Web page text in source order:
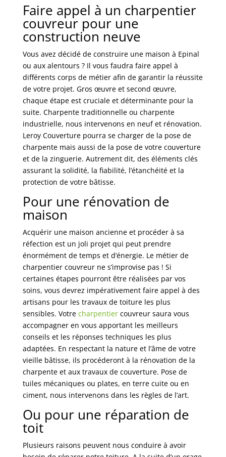
Faire appel à un charpentier
couvreur pour une
construction neuve
Vous avez décidé de construire une maison à Epinal
ou aux alentours ? Il vous faudra faire appel à
différents corps de métier afin de garantir la réussite
de votre projet. Gros œuvre et second œuvre,
chaque étape est cruciale et déterminante pour la
suite. Charpente traditionnelle ou charpente
industrielle, nous intervenons en neuf et rénovation.
Leroy Couverture pourra se charger de la pose de
charpente mais aussi de la pose de votre couverture
et de la zinguerie. Autrement dit, des éléments clés
assurant la solidité, la fiabilité, l’étanchéité et la
protection de votre bâtisse.
Pour une rénovation de
maison
Acquérir une maison ancienne et procéder à sa
réfection est un joli projet qui peut prendre
énormément de temps et d’énergie. Le métier de
charpentier couvreur ne s’improvise pas ! Si
certaines étapes pourront être réalisées par vos
soins, vous devrez impérativement faire appel à des
artisans pour les travaux de toiture les plus
sensibles. Votre charpentiercouvreur saura vous
accompagner en vous apportant les meilleurs
conseils et les réponses techniques les plus
adaptées. En respectant la nature et l’âme de votre
vieille bâtisse, ils procéderont à la rénovation de la
charpente et aux travaux de couverture. Pose de
tuiles mécaniques ou plates, en terre cuite ou en
ciment, nous intervenons dans les règles de l’art.
Ou pour une réparation de
toit
Plusieurs raisons peuvent nous conduire à avoir